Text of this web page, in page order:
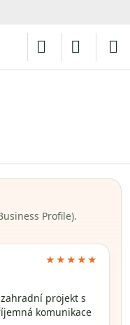
Profile).
★★★★★
projekt s
komunikace